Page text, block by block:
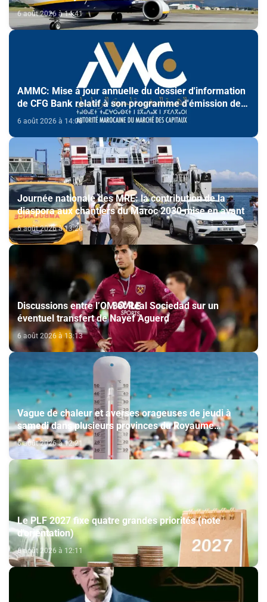
6 août 2026 à 14:41
AMMC: Mise à jour annuelle du dossier d'information
de CFG Bank relatif à son programme d'émission de
certificats de dépôt
6 août 2026 à 14:08
Journée nationale des MRE: la contribution de la
diaspora aux chantiers du Maroc 2030 mise en avant
6 août 2026 à 13:26
Discussions entre l’OM et Real Sociedad sur un
éventuel transfert de Nayef Aguerd
6 août 2026 à 13:13
Vague de chaleur et averses orageuses de jeudi à
samedi dans plusieurs provinces du Royaume
(Bulletin d'alerte)
6 août 2026 à 12:21
Le PLF 2027 fixe quatre grandes priorités (note
d'orientation)
6 août 2026 à 12:11